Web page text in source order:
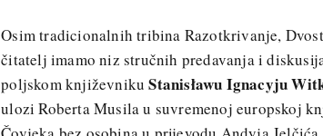
Osim tradicionalnih tribina Razotkrivanje,
čitatelj imamo niz stručnih predavanja i
poljskom književnikuStanisławu Ignacyju
ulozi Roberta Musila u suvremenoj europskoj